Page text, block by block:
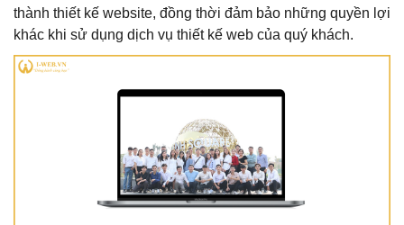
thành thiết kế website, đồng thời đảm bảo những quyền lợi
khác khi sử dụng dịch vụ thiết kế web của quý khách.